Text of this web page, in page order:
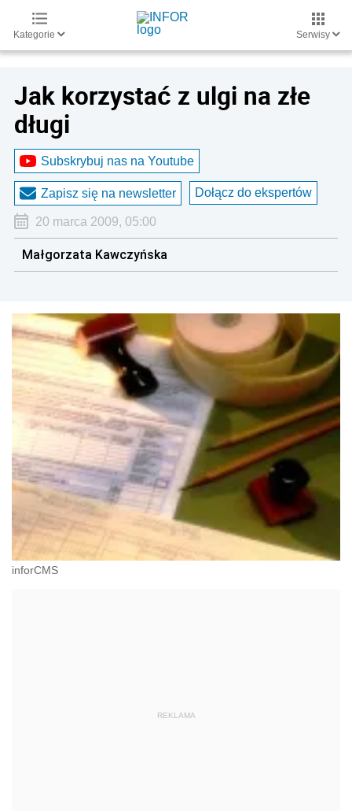
Kategorie Serwisy
Jak korzystać z ulgi na złe
długi
Subskrybuj nas na Youtube
Zapisz się na newsletter Dołącz do ekspertów
20 marca 2009, 05:00
Małgorzata Kawczyńska
inforCMS